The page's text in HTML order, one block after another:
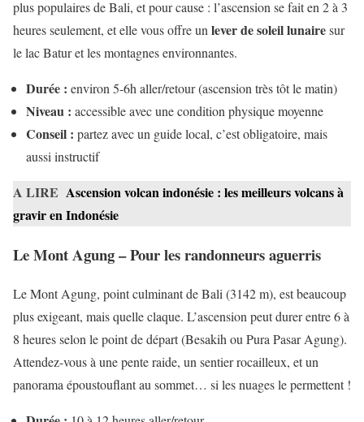
plus populaires de Bali, et pour cause : l’ascension se fait en 2 à 3
heures seulement, et elle vous offre un lever de soleil lunairesur
le lac Batur et les montagnes environnantes.
Durée : environ 5-6h aller/retour (ascension très tôt le matin)
Niveau : accessible avec une condition physique moyenne
Conseil : partez avec un guide local, c’est obligatoire, mais
aussi instructif
A LIRE Ascension volcan indonésie : les meilleurs volcans à
gravir en Indonésie
Le Mont Agung – Pour les randonneurs aguerris
Le Mont Agung, point culminant de Bali (3142 m), est beaucoup
plus exigeant, mais quelle claque. L’ascension peut durer entre 6 à
8 heures selon le point de départ (Besakih ou Pura Pasar Agung).
Attendez-vous à une pente raide, un sentier rocailleux, et un
panorama époustouflant au sommet… si les nuages le permettent !